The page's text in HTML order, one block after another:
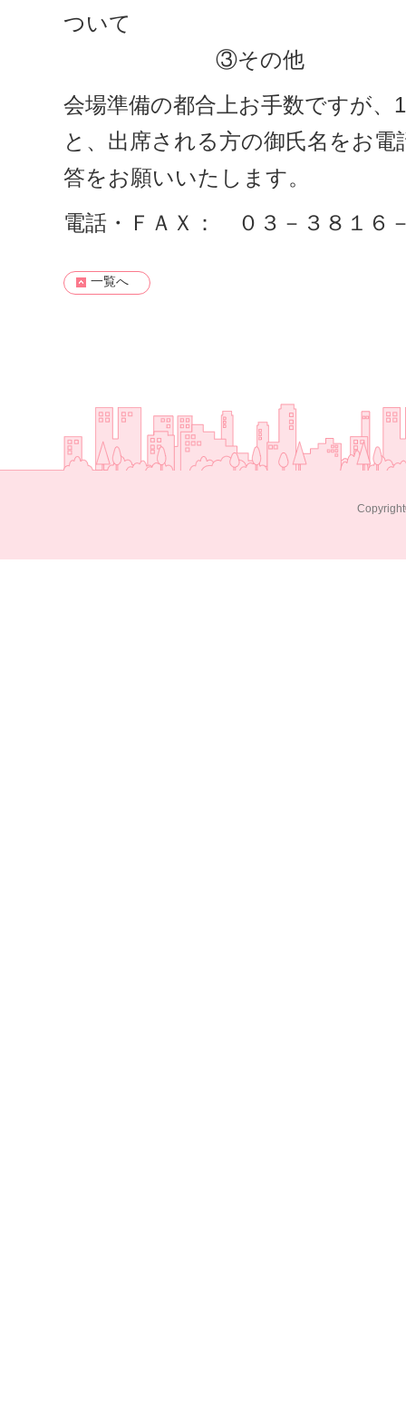
ついて
③その他
会場準備の都合上お手数ですが、
と、出席される方の御氏名をお
答をお願いいたします。
電話・ＦＡＸ： ０３－３８１６
一覧へ